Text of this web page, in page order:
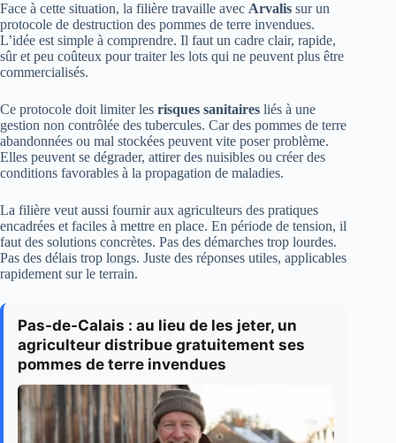
Face à cette situation, la filière travaille avec Arvalis sur un
protocole de destruction des pommes de terre invendues.
L’idée est simple à comprendre. Il faut un cadre clair, rapide,
sûr et peu coûteux pour traiter les lots qui ne peuvent plus être
commercialisés.
Ce protocole doit limiter les risques sanitaires liés à une
gestion non contrôlée des tubercules. Car des pommes de terre
abandonnées ou mal stockées peuvent vite poser problème.
Elles peuvent se dégrader, attirer des nuisibles ou créer des
conditions favorables à la propagation de maladies.
La filière veut aussi fournir aux agriculteurs des pratiques
encadrées et faciles à mettre en place. En période de tension, il
faut des solutions concrètes. Pas des démarches trop lourdes.
Pas des délais trop longs. Juste des réponses utiles, applicables
rapidement sur le terrain.
Pas-de-Calais : au lieu de les jeter, un
agriculteur distribue gratuitement ses
pommes de terre invendues